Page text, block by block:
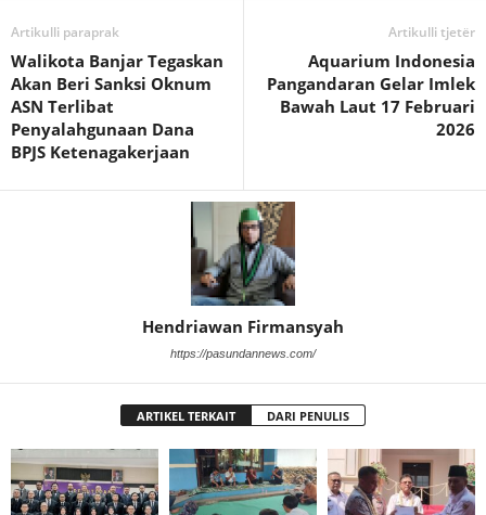
Artikulli paraprak
Walikota Banjar Tegaskan
Akan Beri Sanksi Oknum
ASN Terlibat
Penyalahgunaan Dana
BPJS Ketenagakerjaan
Artikulli tjetër
Aquarium Indonesia
Pangandaran Gelar Imlek
Bawah Laut 17 Februari
2026
Hendriawan Firmansyah
https://pasundannews.com/
ARTIKEL TERKAIT DARI PENULIS